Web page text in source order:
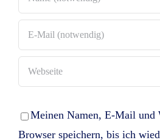
Meinen Namen, E-Mail und
Browser speichern, bis ich